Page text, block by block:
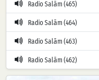
Radio Salām (465)
Radio Salām (464)
Radio Salām (463)
Radio Salām (462)